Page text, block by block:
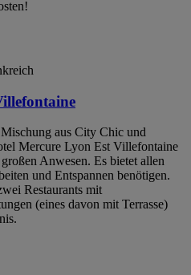
aus City Chic und
Mercure Lyon Est Villefontaine
Anwesen. Es bietet allen
und Entspannen benötigen.
Restaurants mit
(eines davon mit Terrasse)